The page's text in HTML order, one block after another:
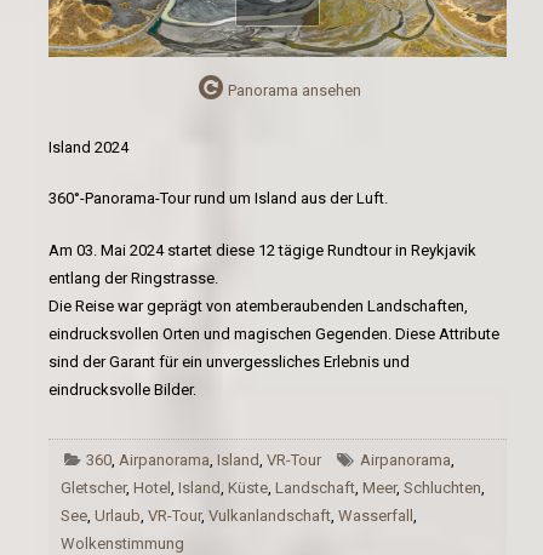
Panorama ansehen
Island 2024
360°-Panorama-Tour rund um Island aus der Luft.
Am 03. Mai 2024 startet diese 12 tägige Rundtour in Reykjavik
entlang der Ringstrasse.
Die Reise war geprägt von atemberaubenden Landschaften,
eindrucksvollen Orten und magischen Gegenden. Diese Attribute
sind der Garant für ein unvergessliches Erlebnis und
eindrucksvolle Bilder.
360,Airpanorama,Island,VR-Tour Airpanorama,
Gletscher, Hotel , Island, Küste, Landschaft, Meer, Schluchten,
See, Urlaub, VR-Tour, Vulkanlandschaft, Wasserfall ,
Wolkenstimmung